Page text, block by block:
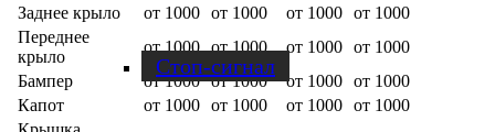
Стоп-сигнал
Заднее крыло
от 1000 от 1000 от 1000 от 1000
Переднее
крыло
от 1000 от 1000 от 1000 от 1000
Бампер
от 1000 от 1000 от 1000 от 1000
Капот
от 1000 от 1000 от 1000 от 1000